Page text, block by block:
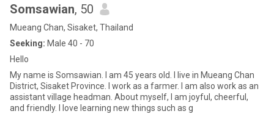
Somsawian, 50
Mueang Chan, Sisaket, Thailand
Seeking: Male 40 - 70
Hello
My name is Somsawian. I am 45 years old. I live in Mueang Chan
District, Sisaket Province. I work as a farmer. I am also work as an
assistant village headman. About myself, I am joyful, cheerful,
and friendly. I love learning new things such as g